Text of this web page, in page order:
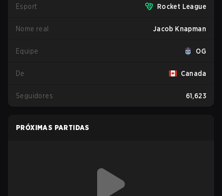
Esport Rocket League
Nome real Jacob Knapman
Equipe OG
De Canada
Seguidores 61,623
PRÓXIMAS PARTIDAS